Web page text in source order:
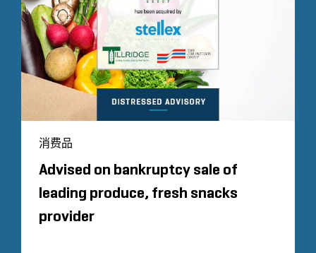
消费品
Advised on bankruptcy sale of
leading produce, fresh snacks
provider